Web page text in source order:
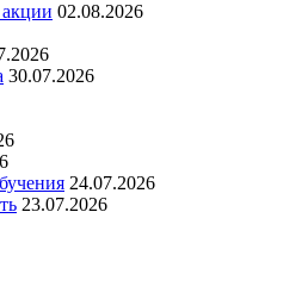
02.08.2026
30.07.2026
24.07.2026
23.07.2026